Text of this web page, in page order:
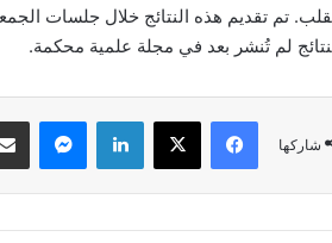
لم تُنشر بعد في مجلة علمية محكمة.
شاركها
فيسبوك لينكدإن